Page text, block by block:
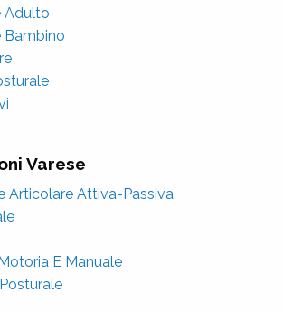
Adulto
Bambino
Varese
Articolare Attiva-Passiva
E Manuale